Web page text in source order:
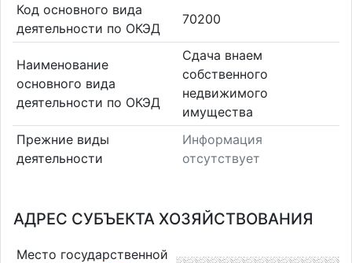
Код основного вида
деятельности по ОКЭД
70200
Наименование
основного вида
деятельности по ОКЭД
Сдача внаем
собственного
недвижимого
имущества
Прежние виды
деятельности
Информация
отсутствует
АДРЕС СУБЪЕКТА ХОЗЯЙСТВОВАНИЯ
Место государственной